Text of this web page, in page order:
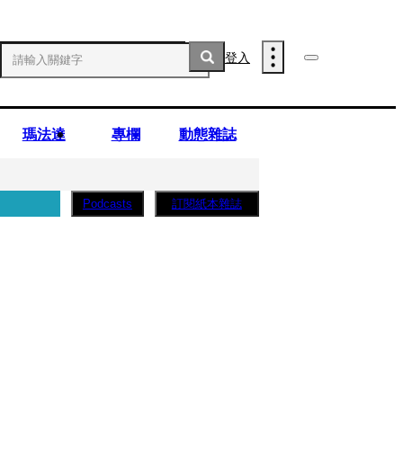
登入
瑪法達 專欄 動態雜誌
Podcasts 訂閱紙本雜誌